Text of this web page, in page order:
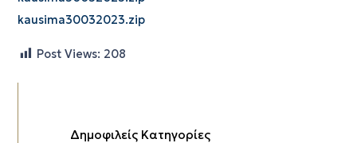
kausima30032023.zip
Post Views: 208
Δημοφιλείς Κατηγορίες